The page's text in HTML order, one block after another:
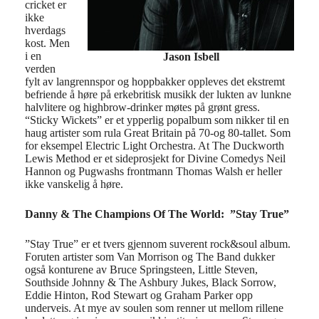
Jason Isbell
cricket er
ikke
hverdags
kost. Men
i en
verden
fylt av langrennspor og hoppbakker oppleves det ekstremt
befriende å høre på erkebritisk musikk der lukten av lunkne
halvlitere og highbrow-drinker møtes på grønt gress.
“Sticky Wickets” er et ypperlig popalbum som nikker til en
haug artister som rula Great Britain på 70-og 80-tallet. Som
for eksempel Electric Light Orchestra. At The Duckworth
Lewis Method er et sideprosjekt for Divine Comedys Neil
Hannon og Pugwashs frontmann Thomas Walsh er heller
ikke vanskelig å høre.
Danny & The Champions Of The World: ”Stay True”
”Stay True” er et tvers gjennom suverent rock&soul album.
Foruten artister som Van Morrison og The Band dukker
også konturene av Bruce Springsteen, Little Steven,
Southside Johnny & The Ashbury Jukes, Black Sorrow,
Eddie Hinton, Rod Stewart og Graham Parker opp
underveis. At mye av soulen som renner ut mellom rillene